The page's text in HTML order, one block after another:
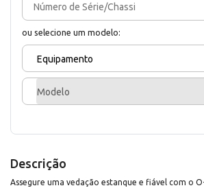
ou selecione um modelo:
Equipamento
Modelo
Descrição
Assegure uma vedação estanque e fiável com o